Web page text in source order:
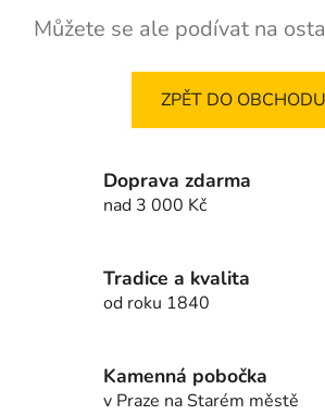
Můžete se ale podívat na
ZPĚT DO OBCHODU
Doprava zdarma
nad 3 000 Kč
Tradice a kvalita
od roku 1840
Kamenná pobočka
v Praze na Starém městě